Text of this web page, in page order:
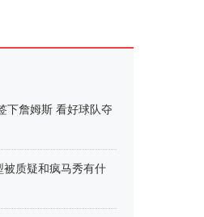
下詹姆斯 看好球队夺
被质疑和疯马秀有什